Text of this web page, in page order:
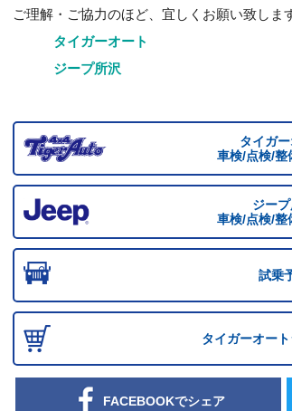
ご理解・ご協力のほど、宜しくお願い致し
タイガーオート
ジープ所沢
タイガ
車検/点検/整
ジー
車検/点検/整
試乗
タイガーオー
FACEBOOKでシェア